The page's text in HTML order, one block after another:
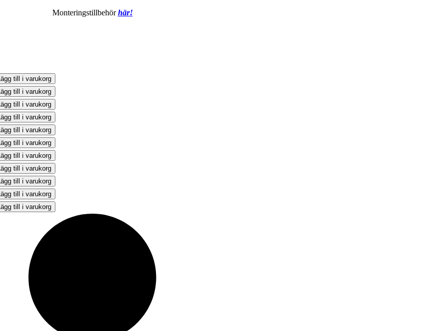
Monteringstillbehörhär!
Lägg till i varukorg
Lägg till i varukorg
Lägg till i varukorg
Lägg till i varukorg
Lägg till i varukorg
Lägg till i varukorg
Lägg till i varukorg
Lägg till i varukorg
Lägg till i varukorg
Lägg till i varukorg
Lägg till i varukorg